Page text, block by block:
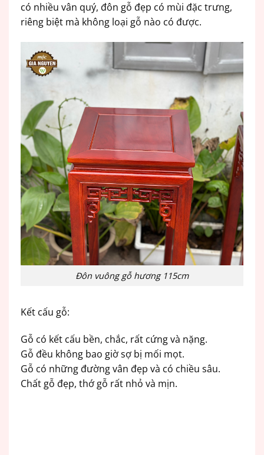
có nhiều vân quý, đôn gỗ đẹp có mùi đặc trưng,
riêng biệt mà không loại gỗ nào có được.
Đôn vuông gỗ hương 115cm
Kết cấu gỗ:
Gỗ có kết cấu bền, chắc, rất cứng và nặng.
Gỗ đều không bao giờ sợ bị mối mọt.
Gỗ có những đường vân đẹp và có chiều sâu.
Chất gỗ đẹp, thớ gỗ rất nhỏ và mịn.